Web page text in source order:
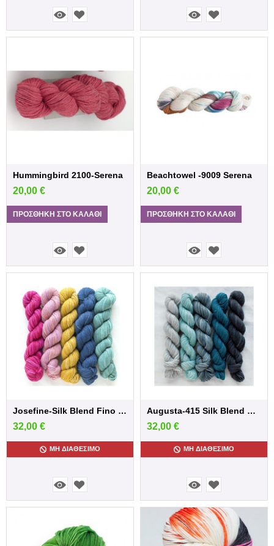
Hummingbird 2100-Serena
20,00 €
ΠΡΟΣΘΉΚΗ ΣΤΟ ΚΑΛΆΘΙ
Beachtowel -9009 Serena
20,00 €
ΠΡΟΣΘΉΚΗ ΣΤΟ ΚΑΛΆΘΙ
Josefine-Silk Blend Fino Minis
32,00 €
ΜΗ ΔΙΑΘΈΣΙΜΟ
Augusta-415 Silk Blend Fino Minis
32,00 €
ΜΗ ΔΙΑΘΈΣΙΜΟ